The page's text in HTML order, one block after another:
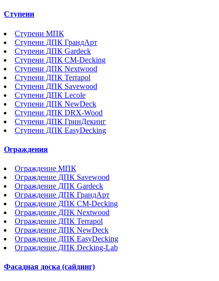
Ступени
Ступени МПК
Ступени ДПК ГрандАрт
Ступени ДПК Gardeck
Ступени ДПК CM-Decking
Ступени ДПК Nextwood
Ступени ДПК Terrapol
Ступени ДПК Savewood
Ступени ДПК Lecole
Ступени ДПК NewDeck
Ступени ДПК DRX-Wood
Ступени ДПК ГринДекинг
Ступени ДПК EasyDecking
Ограждения
Ограждение МПК
Ограждение ДПК Savewood
Ограждение ДПК Gardeck
Ограждение ДПК ГрандАрт
Ограждение ДПК CM-Decking
Ограждение ДПК Nextwood
Ограждение ДПК Terrapol
Ограждение ДПК NewDeck
Ограждение ДПК EasyDecking
Ограждение ДПК Decking-Lab
Фасадная доска (сайдинг)